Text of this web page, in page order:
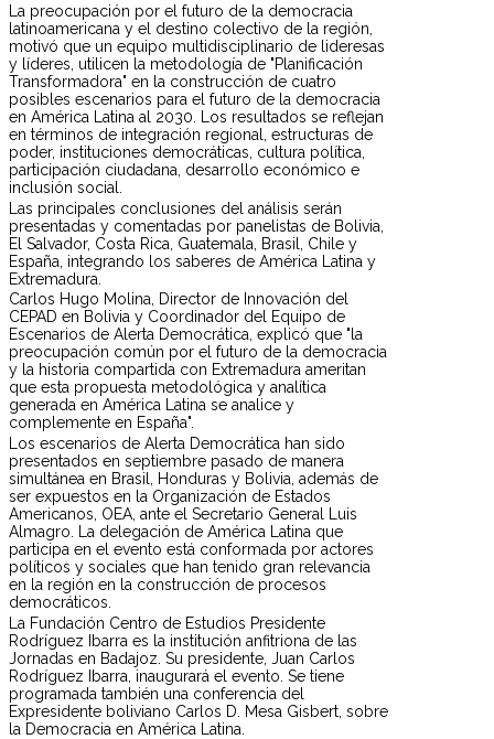
La preocupación por el futuro de la democracia
latinoamericana y el destino colectivo de la región,
motivó que un equipo multidisciplinario de lideresas
y líderes, utilicen la metodología de "Planificación
Transformadora" en la construcción de cuatro
posibles escenarios para el futuro de la democracia
en América Latina al 2030. Los resultados se reflejan
en términos de integración regional, estructuras de
poder, instituciones democráticas, cultura política,
participación ciudadana, desarrollo económico e
inclusión social.
Las principales conclusiones del análisis serán
presentadas y comentadas por panelistas de Bolivia,
El Salvador, Costa Rica, Guatemala, Brasil, Chile y
España, integrando los saberes de América Latina y
Extremadura.
Carlos Hugo Molina, Director de Innovación del
CEPAD en Bolivia y Coordinador del Equipo de
Escenarios de Alerta Democrática, explicó que "la
preocupación común por el futuro de la democracia
y la historia compartida con Extremadura ameritan
que esta propuesta metodológica y analítica
generada en América Latina se analice y
complemente en España".
Los escenarios de Alerta Democrática han sido
presentados en septiembre pasado de manera
simultánea en Brasil, Honduras y Bolivia, además de
ser expuestos en la Organización de Estados
Americanos, OEA, ante el Secretario General Luis
Almagro. La delegación de América Latina que
participa en el evento está conformada por actores
políticos y sociales que han tenido gran relevancia
en la región en la construcción de procesos
democráticos.
La Fundación Centro de Estudios Presidente
Rodríguez Ibarra es la institución anfitriona de las
Jornadas en Badajoz. Su presidente, Juan Carlos
Rodríguez Ibarra, inaugurará el evento. Se tiene
programada también una conferencia del
Expresidente boliviano Carlos D. Mesa Gisbert, sobre
la Democracia en América Latina.